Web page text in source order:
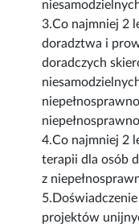
3.Co najmniej 2
doradztwa i
doradczych
4.Co najmniej 2
terapii dla osób
z
projektów